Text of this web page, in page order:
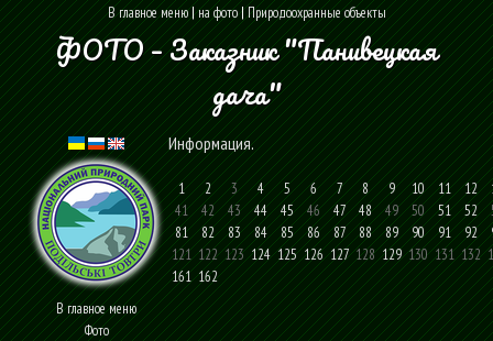
В главное меню|на фото|Природоохранные объекты
ФОТО – Заказник "Панивецкая
дача"
В главное меню
Фото
Информация.
1 2 3 4 5 6 7 8 9 10 11 12
41 42 43 44 45 46 47 48 49 50 51 52
81
82 83 84 85 86 87 88 89 90 91 92
121122123124 125 126 127128129130131132
161 162